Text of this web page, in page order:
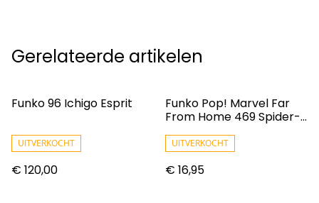
Gerelateerde artikelen
Funko 96 Ichigo Esprit
UITVERKOCHT
€ 120,00
Funko Pop! Marvel Far
From Home 469 Spider-
UITVERKOCHT
€ 16,95